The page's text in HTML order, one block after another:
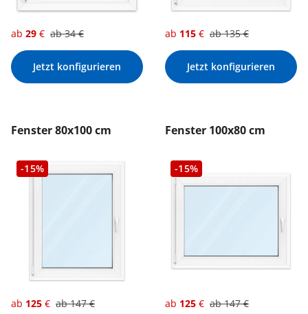
ab 29 € ab34€
Jetzt konfigurieren
ab 115 € ab135€
Jetzt konfigurieren
Fenster 80x100 cm
-15%
ab 125 € ab147€
Fenster 100x80 cm
-15%
ab 125 € ab147€